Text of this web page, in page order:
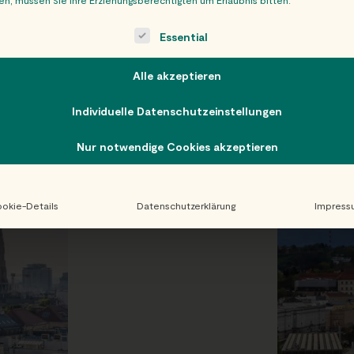
ganz Österreich!
is a list of service groups for which consent can be
Essential
Alle akzeptieren
Individuelle Datenschutzeinstellungen
Nur notwendige Cookies akzeptieren
Details Datenschutzerklärung